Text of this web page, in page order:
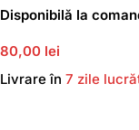
Disponibilă la
80,00 lei
Livrare în 7 zile